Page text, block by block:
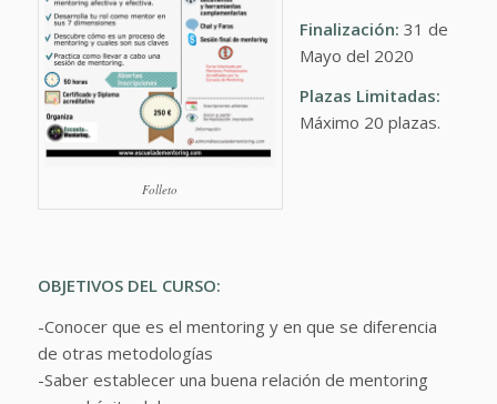
Folleto
Finalización: 31 de
Mayo del 2020
Plazas Limitadas:
Máximo 20 plazas.
OBJETIVOS DEL CURSO:
-Conocer que es el mentoring y en que se diferencia
de otras metodologías
-Saber establecer una buena relación de mentoring